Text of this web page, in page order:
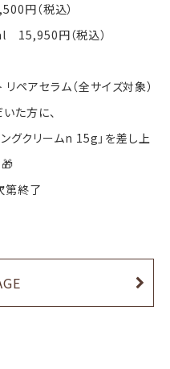
（税込）
円（税込）
ペアセラム（全サイズ対象）
た方に、
グクリームn 15g」を差し上
第終了